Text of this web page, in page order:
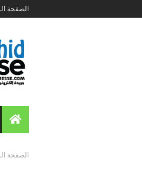
الصفحة
الصفحة